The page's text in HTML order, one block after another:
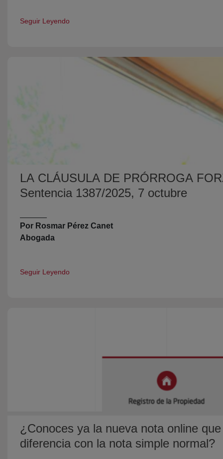
Seguir Leyendo
LA CLÁUSULA DE PRÓRROGA
Sentencia 1387/2025, 7 octubre
Por Rosmar Pérez Canet
Abogada
Seguir Leyendo
¿Conoces ya la nueva nota online
diferencia con la nota simple normal?